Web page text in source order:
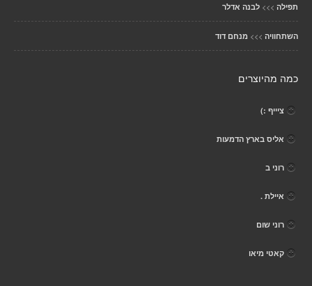
תפילה >>> לבנה אדלר
השתחוויה >>> מנחם דוד
כמה מהיוצרים
ציייף :)
אליס בארץ הדמעות
רוני ב
איילת .
רוני שום
קאטי מיאו